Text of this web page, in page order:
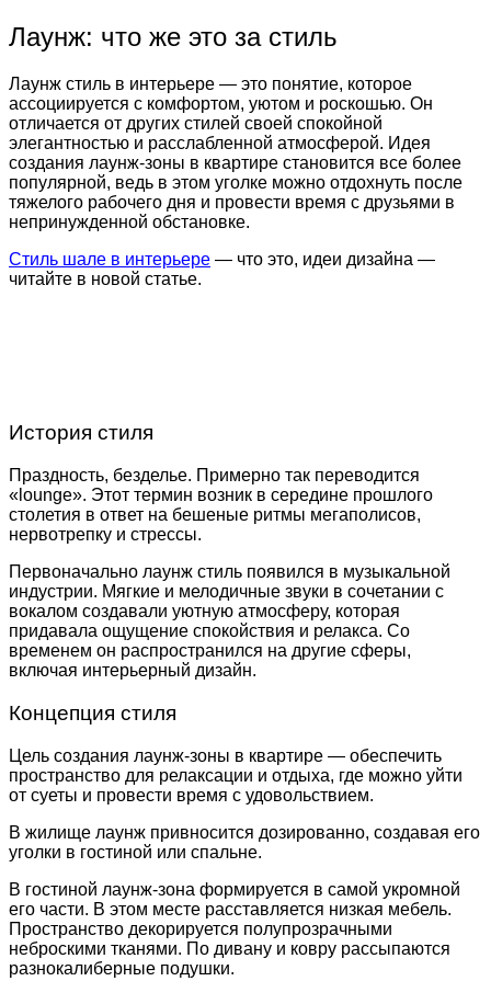
Лаунж: что же это за стиль
Лаунж стиль в интерьере — это понятие, которое
ассоциируется с комфортом, уютом и роскошью. Он
отличается от других стилей своей спокойной
элегантностью и расслабленной атмосферой. Идея
создания лаунж-зоны в квартире становится все более
популярной, ведь в этом уголке можно отдохнуть после
тяжелого рабочего дня и провести время с друзьями в
непринужденной обстановке.
Стиль шале в интерьере — что это, идеи дизайна —
читайте в новой статье.
История стиля
Праздность, безделье. Примерно так переводится
«lounge». Этот термин возник в середине прошлого
столетия в ответ на бешеные ритмы мегаполисов,
нервотрепку и стрессы.
Первоначально лаунж стиль появился в музыкальной
индустрии. Мягкие и мелодичные звуки в сочетании с
вокалом создавали уютную атмосферу, которая
придавала ощущение спокойствия и релакса. Со
временем он распространился на другие сферы,
включая интерьерный дизайн.
Концепция стиля
Цель создания лаунж-зоны в квартире — обеспечить
пространство для релаксации и отдыха, где можно уйти
от суеты и провести время с удовольствием.
В жилище лаунж привносится дозированно, создавая его
уголки в гостиной или спальне.
В гостиной лаунж-зона формируется в самой укромной
его части. В этом месте расставляется низкая мебель.
Пространство декорируется полупрозрачными
неброскими тканями. По дивану и ковру рассыпаются
разнокалиберные подушки.